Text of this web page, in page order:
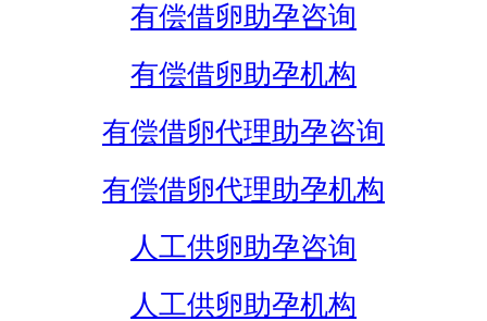
有偿借卵助孕咨询
有偿借卵助孕机构
有偿借卵代理助孕咨询
有偿借卵代理助孕机构
人工供卵助孕咨询
人工供卵助孕机构